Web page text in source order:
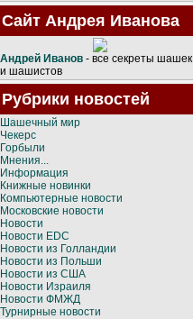
Сайт Андрея Иванова
Андрей Иванов - все секреты шашек
и шашистов
Рубрики новостей
Шашечный мир
Чекерс
Горбыли
Мнения...
Информация
Книжные новинки
Компьютерные новости
Московские новости
Новости
Новости EDC
Новости из Голландии
Новости из Польши
Новости из США
Новости Израиля
Новости ФМЖД
Турнирные новости